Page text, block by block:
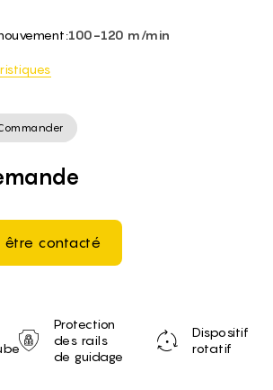
100-120 m/min
contacté
proposition
Protection
des rails
de guidage
Dispositif
rotatif